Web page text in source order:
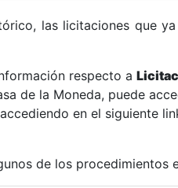
las licitaciones que
respecto a
de la Moneda, puede
en el siguiente
de los procedimientos